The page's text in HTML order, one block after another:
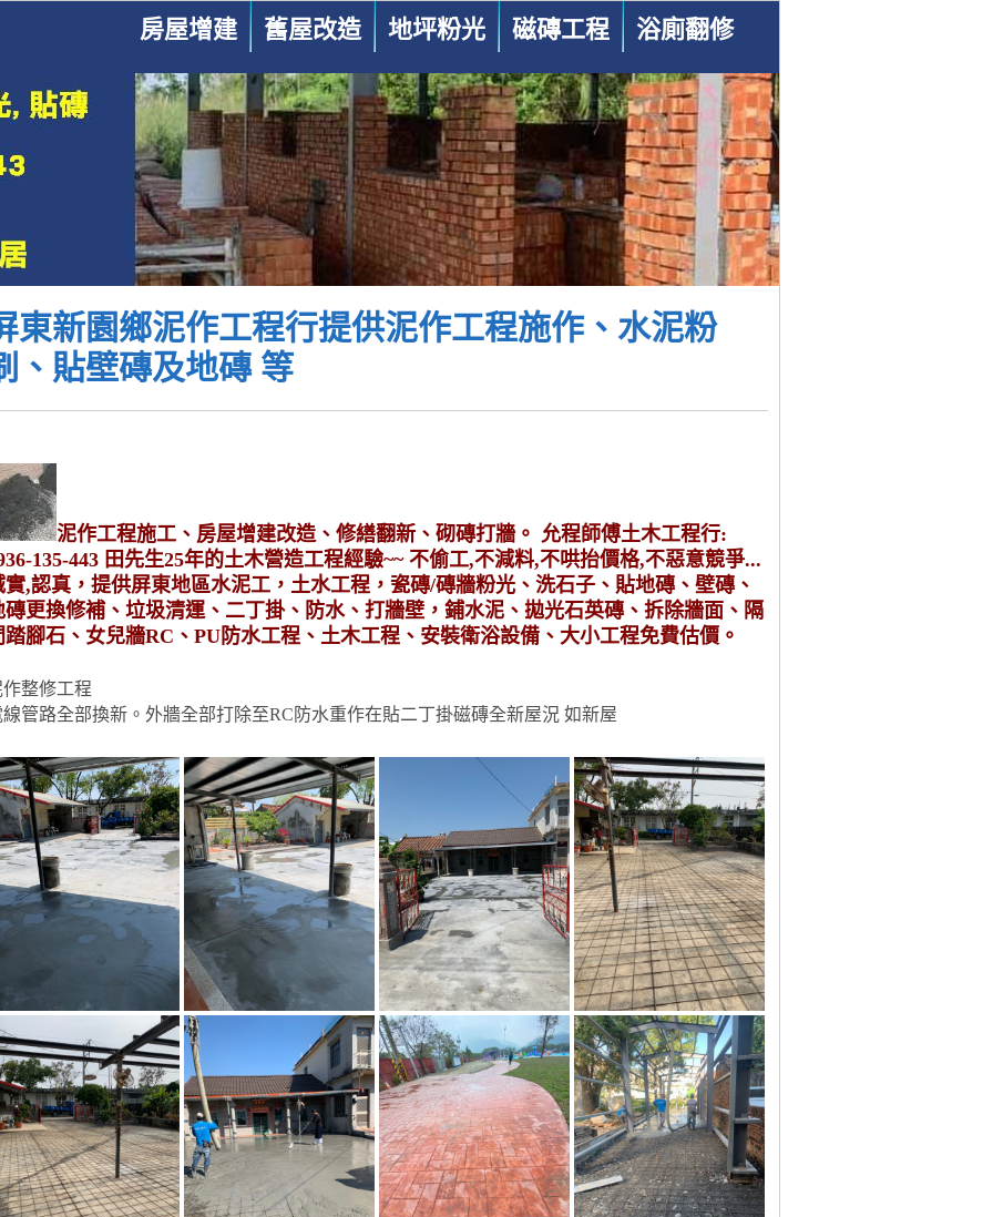
房屋增建 舊屋改造 地坪粉光 磁磚工程 浴廁翻修
東新園鄉泥作工程行提供泥作工程施作、水泥粉
、貼壁磚及地磚 等
泥作工程施工、房屋增建改造、修繕翻新、砌磚打牆。 允程師傅土木工程行:
135-443 田先生25年的土木營造工程經驗~~ 不偷工,不減料,不哄抬價格,不惡意競爭...
實,認真，提供屏東地區水泥工，土水工程，瓷磚/磚牆粉光、洗石子、貼地磚、壁磚、
磚更換修補、垃圾清運、二丁掛、防水、打牆壁，鋪水泥、拋光石英磚、拆除牆面、隔
踏腳石、女兒牆RC、PU防水工程、土木工程、安裝衛浴設備、大小工程免費估價。
整修工程
管路全部換新。外牆全部打除至RC防水重作在貼二丁掛磁磚全新屋況 如新屋